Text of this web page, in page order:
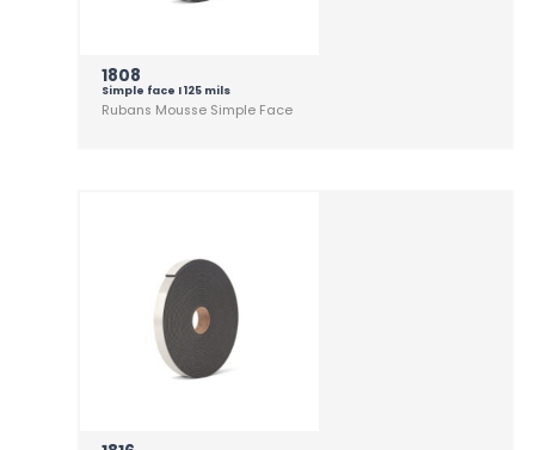
1808
Simple face I 125 mils
Rubans Mousse Simple Face